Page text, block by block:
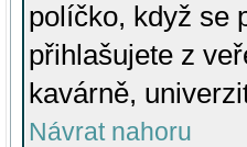
políčko, když se
přihlašujete z
kavárně,
Návrat nahoru